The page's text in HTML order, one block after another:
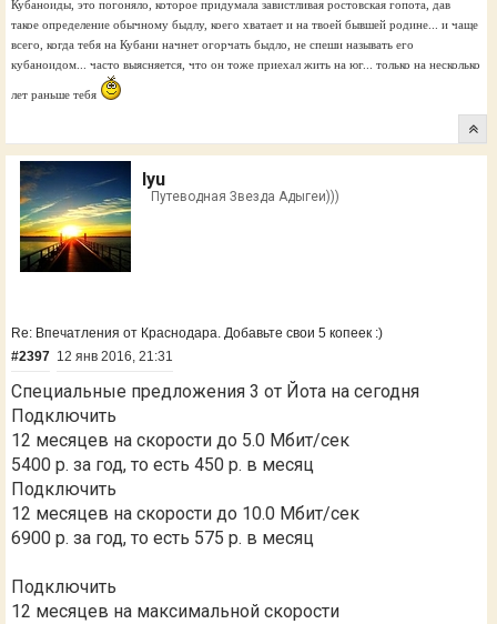
Кубаноиды, это погоняло, которое придумала завистливая ростовская гопота, дав
такое определение обычному быдлу, коего хватает и на твоей бывшей родине... и чаще
всего, когда тебя на Кубани начнет огорчать быдло, не спеши называть его
кубаноидом... часто выясняется, что он тоже приехал жить на юг... только на несколько
лет раньше тебя
lyu
Путеводная Звезда Адыгеи)))
Re: Впечатления от Краснодара. Добавьте свои 5 копеек :)
#2397 12 янв 2016, 21:31
Специальные предложения 3 от Йота на сегодня
Подключить
12 месяцев на скорости до 5.0 Мбит/сек
5400 р. за год, то есть 450 р. в месяц
Подключить
12 месяцев на скорости до 10.0 Мбит/сек
6900 р. за год, то есть 575 р. в месяц
Подключить
12 месяцев на максимальной скорости